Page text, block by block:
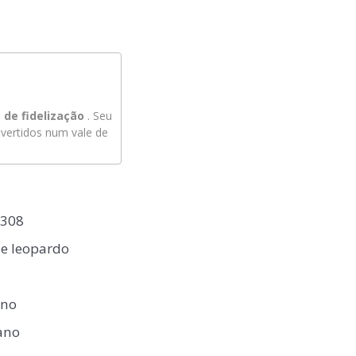
fidelização . Seu
num vale de
leopardo